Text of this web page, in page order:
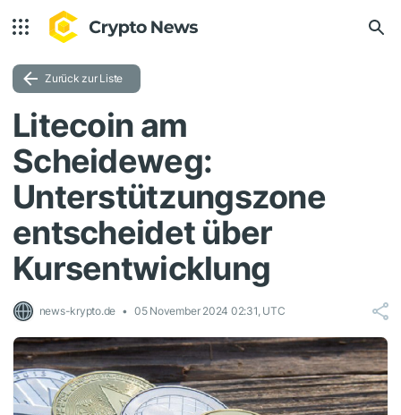
Zurück zur Liste
Litecoin am
Scheideweg:
Unterstützungszone
entscheidet über
Kursentwicklung
news-krypto.de 05 November 2024 02:31, UTC